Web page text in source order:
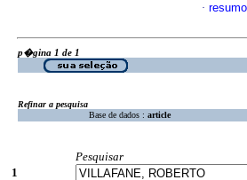
·
p�gina 1 de 1
Refinar a pesquisa
Base de dados : article
Pesquisar
1